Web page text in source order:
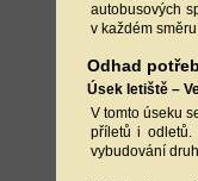
autobusových
v každém
Odhad
Úsek letiště –
V tomto úseku
příletů i odletů.
vybudování